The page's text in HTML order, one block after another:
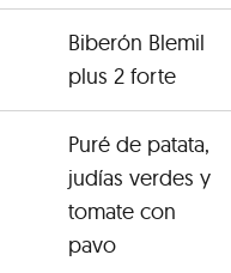
Biberón Blemil
plus 2 forte
Puré de patata,
judías verdes y
tomate con
pavo